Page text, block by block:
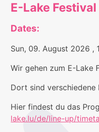
E-Lake Festival
Dates:
Sun, 09. August 2026 ,
Wir gehen zum E-Lake
Dort sind verschiedene
Hier findest du das
lake.lu/de/line-up/